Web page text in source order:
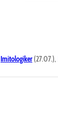
Imitologiker(27.07.),